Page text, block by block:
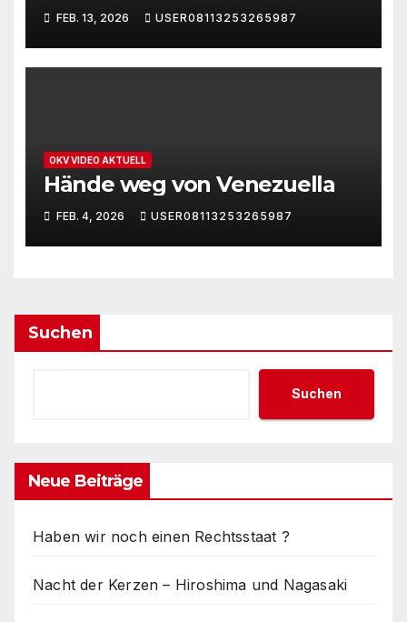
FEB. 13, 2026 USER08113253265987
OKV VIDEO AKTUELL
Hände weg von Venezuella
FEB. 4, 2026 USER08113253265987
Suchen
Suchen
Neue Beiträge
Haben wir noch einen Rechtsstaat ?
Nacht der Kerzen – Hiroshima und Nagasaki